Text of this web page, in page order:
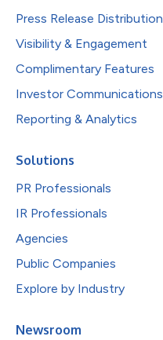
Press Release Distribution
Visibility & Engagement
Complimentary Features
Investor Communications
Reporting & Analytics
Solutions
PR Professionals
IR Professionals
Agencies
Public Companies
Explore by Industry
Newsroom